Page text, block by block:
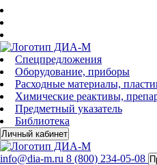
Спецпредложения
Оборудование, приборы
Расходные материалы,
Химические реактивы,
Предметный указатель
Библиотека
Личный кабинет
info@dia-m.ru 8 (800) 234-05-08